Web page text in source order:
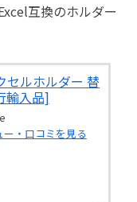
互換のホルダー
セルホルダー 替
輸入品]
・口コミを見る